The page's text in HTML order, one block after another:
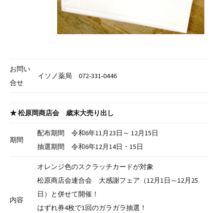
お問い
合せ
イソノ薬局 072-331-0446
★ 松原岡商店会 歳末大売り出し
期間
配布期間 令和6年11月23日～ 12月15日
抽選期間 令和6年12月14日・15日
内容
オレンジ色のスクラッチカードが対象
松原商店会連合会 大感謝フェア（12月1日～12月25
日）と併せて開催！
はずれ券4枚で1回のガラガラ抽選！